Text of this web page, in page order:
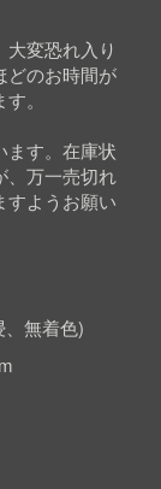
変恐れ入り
どのお時間が
。
ます。在庫状
、万一売切れ
すようお願い
無着色)